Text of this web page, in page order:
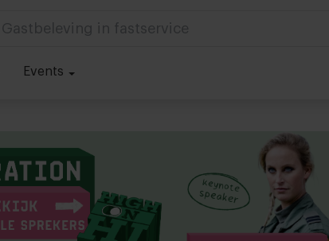
Technologie in foodservice
Events